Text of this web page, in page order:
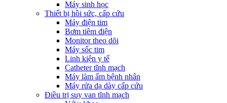
Máy sinh học
Thiết bị hồi sức, cấp cứu
Máy điện tim
Bơm tiêm điện
Monitor theo dõi
Máy sốc tim
Linh kiện y tế
Catheter tĩnh mạch
Máy làm ấm bệnh nhân
Máy rửa dạ dày cấp cứu
Điều trị suy van tĩnh mạch